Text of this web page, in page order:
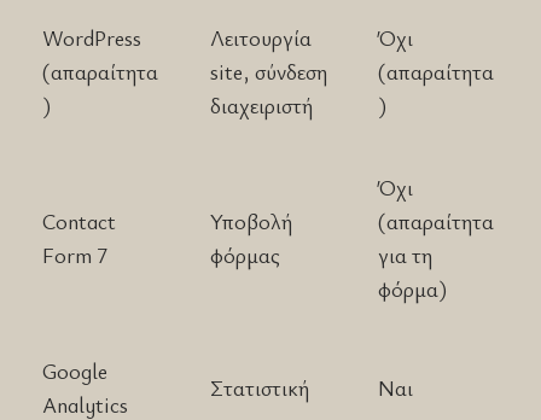
WordPress
(απαραίτητα
)
Λειτουργία
site, σύνδεση
διαχειριστή
Όχι
(απαραίτητα
)
Contact
Form 7
Υποβολή
φόρμας
Όχι
(απαραίτητα
για τη
φόρμα)
Google
Analytics
Στατιστική Ναι